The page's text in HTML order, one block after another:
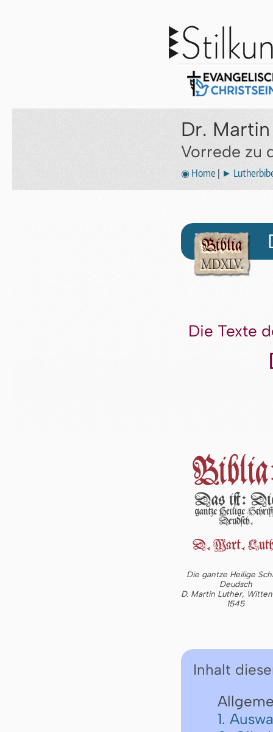
Dr.
Vorrede zu
◉ Home ►
Die Texte
Die gantze Heilige
Deudsch
D. Martin Luther,
1545
Inhalt
1.